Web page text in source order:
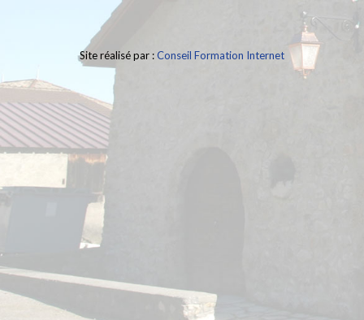
Site réalisé par :Conseil Formation Internet